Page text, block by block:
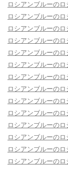
ロシアンブルーの
ロシアンブルーの
ロシアンブルーの
ロシアンブルーの
ロシアンブルーの
ロシアンブルーの
ロシアンブルーのロ
ロシアンブルーの
ロシアンブルーの
ロシアンブルーの
ロシアンブルーの
ロシアンブルーのロ
ロシアンブルーの
ロシアンブルーのロ